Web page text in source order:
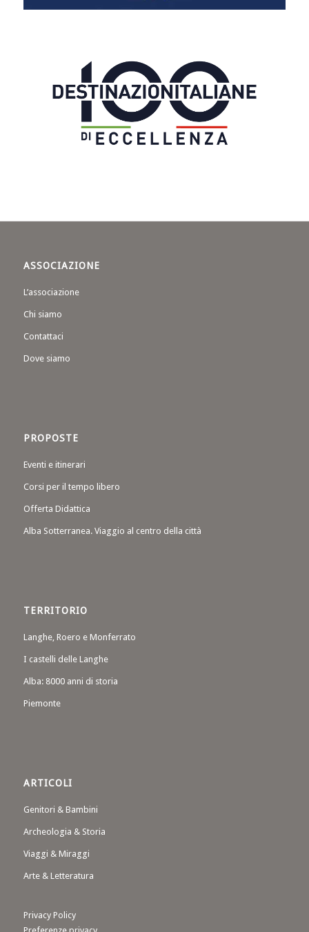
ASSOCIAZIONE
L’associazione
Chi siamo
Contattaci
Dove siamo
PROPOSTE
Eventi e itinerari
Corsi per il tempo libero
Offerta Didattica
Alba Sotterranea. Viaggio al centro della città
TERRITORIO
Langhe, Roero e Monferrato
I castelli delle Langhe
Alba: 8000 anni di storia
Piemonte
ARTICOLI
Genitori & Bambini
Archeologia & Storia
Viaggi & Miraggi
Arte & Letteratura
Privacy Policy